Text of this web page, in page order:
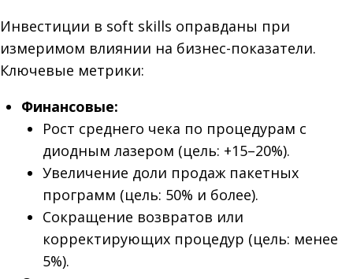
Инвестиции в soft skills оправданы при
измеримом влиянии на бизнес-показатели.
Ключевые метрики:
Финансовые:
Рост среднего чека по процедурам с
диодным лазером (цель: +15–20%).
Увеличение доли продаж пакетных
программ (цель: 50% и более).
Сокращение возвратов или
корректирующих процедур (цель: менее
5%).